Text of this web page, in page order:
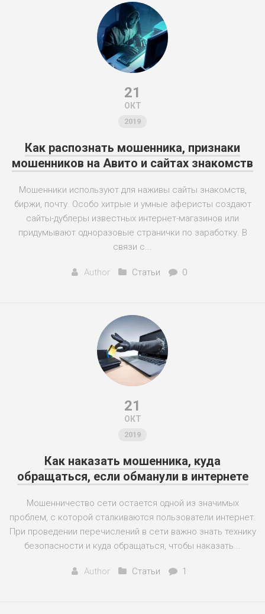
21
ОКТ
2019
Как распознать мошенника, признаки
мошенников на Авито и сайтах знакомств
Мошенники используют для наживы сайты знакомств,
биржи, почту. Особо хитрые и умные аферисты создают
сайты-дублеры известных интернет-магазинов или
придумывают одноразовые странички по заработку. В
связи с...
Author Статьи 0
21
ОКТ
2019
Как наказать мошенника, куда
обращаться, если обманули в интернете
Мошенничество сети остается одной из значимых
проблем, с которой сталкиваются пользователи интернет.
При проведении перечислений в сети важно знать технику
безопасности и куда обращаться, чтобы наказать...
Author Статьи 1